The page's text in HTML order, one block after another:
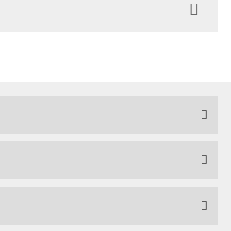
Nakliye sırasında hasar